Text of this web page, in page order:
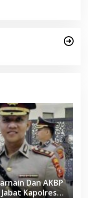
Dan AKBP
Kapolres